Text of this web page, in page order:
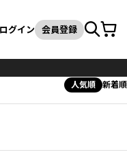
検索
ログイン 会員登録カート
人気順 新着順